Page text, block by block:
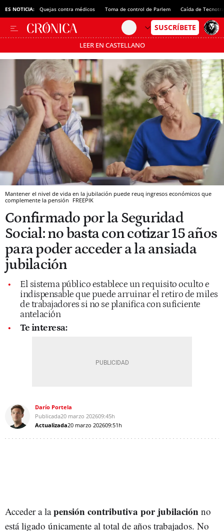
ES NOTICIA: Quejas contra médicos Toma de control de Parlem Caída de
LEER EN CASTELLANO
Pásate al MODO AHORRO
Mantener el nivel de vida en la jubilación puede reuq ingresos económicos que
complemente la pensión FREEPIK
Confirmado por la Seguridad
Social: no basta con cotizar 15 años
para poder acceder a la ansiada
jubilación
El sistema público establece un requisito oculto e
indispensable que puede arruinar el retiro de miles
de trabajadores si no se planifica con suficiente
antelación
Te interesa:
Darío Portela
Publicada20 marzo 202609:45h
Actualizada20 marzo 202609:51h
Acceder a lapensión contributiva por jubilación no
está ligado únicamente al total de años trabajados. No